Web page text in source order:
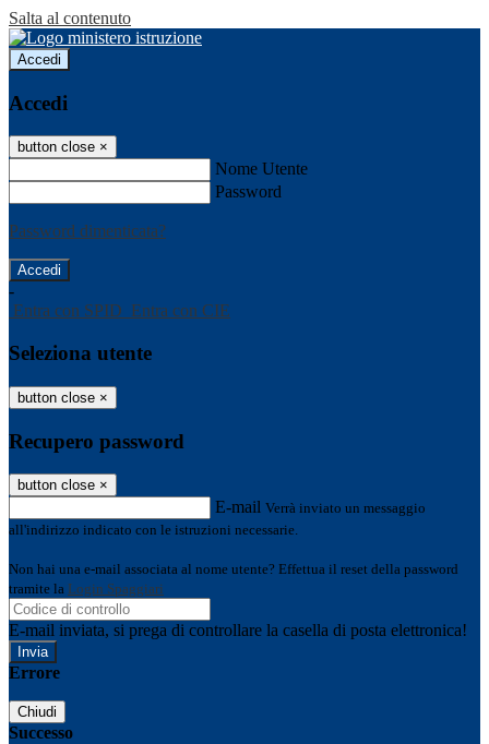
Salta al contenuto
Accedi
Accedi
button close ×
Nome Utente
Password
Password dimenticata?
-
Entra con SPID Entra con CIE
Seleziona utente
button close ×
Recupero password
button close ×
E-mail Verrà inviato un messaggio
all'indirizzo indicato con le istruzioni necessarie.
Non hai una e-mail associata al nome utente? Effettua il reset della password
tramite la Login Spaggiari
E-mail inviata, si prega di controllare la casella di posta elettronica!
Errore
Chiudi
Successo